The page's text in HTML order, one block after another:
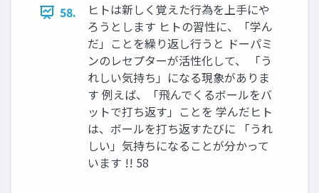
58.
ヒトは新しく覚えた行為を上手にや
ろうとします ヒトの習性に、「学ん
だ」ことを繰り返し行うと ドーパミ
ンのレセプターが活性化して、 「う
れしい気持ち」になる現象がありま
す 例えば、「飛んでくるボールをバ
ットで打ち返す」ことを 学んだヒト
は、ボールを打ち返すたびに 「うれ
しい」気持ちになることが分かって
います !! 58